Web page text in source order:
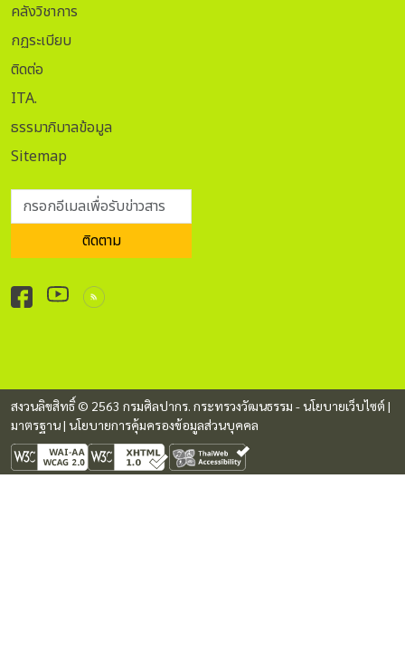
คลังวิชาการ
กฏระเบียบ
ติดต่อ
ITA.
ธรรมาภิบาลข้อมูล
Sitemap
กรอกอีเมลเพื่อรับข่าวสาร
ติดตาม
สงวนลิขสิทธิ์ © 2563 กรมศิลปากร. กระทรวงวัฒนธรรม -นโยบายเว็บไซต์ |
มาตรฐาน| นโยบายการคุ้มครองข้อมูลส่วนบุคคล